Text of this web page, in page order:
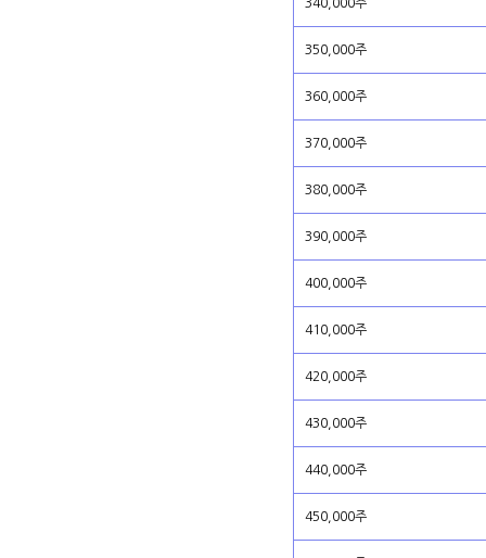
340,000주
350,000주
360,000주
370,000주
380,000주
390,000주
400,000주
410,000주
420,000주
430,000주
440,000주
450,000주